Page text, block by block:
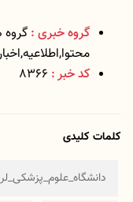
گروه خبری :
کد خبر : 8366
کلمات کلیدی